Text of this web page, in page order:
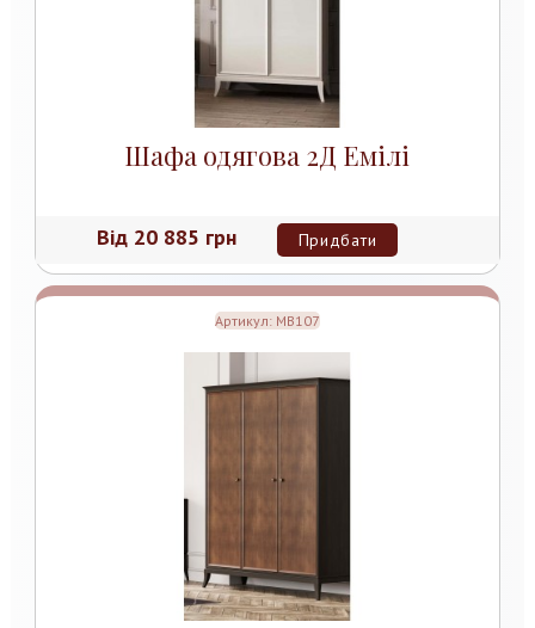
Шафа одягова 2Д Емілі
Від 20 885 грн Придбати
Артикул: MB107